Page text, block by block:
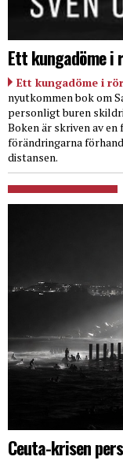
Ett kungadöme
Ett kungadöme i
nyutkommen bok om
personligt buren
Boken är skriven av
förändringarna
distansen.
Ceuta-krisen